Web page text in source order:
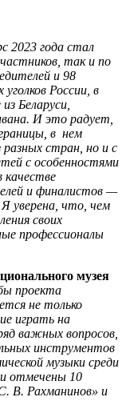
2023 года стал
так и по
и 98
России, в
Беларуси,
И это радует,
в нем
стран, но и с
с особенностями
качестве
и финалистов —
уверена, что, чем
своих
профессионалы
музея
проекта
не только
играть на
важных вопросов,
инструментов
музыки среди
отмечены 10
В. Рахманинов» и